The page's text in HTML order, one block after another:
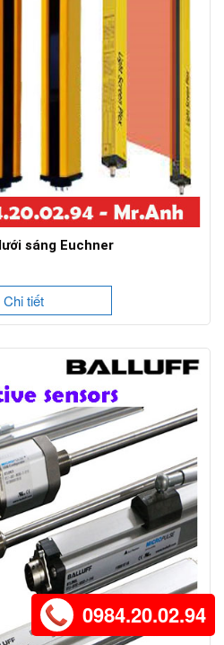
sáng Euchner
Chi tiết
0984.20.02.94